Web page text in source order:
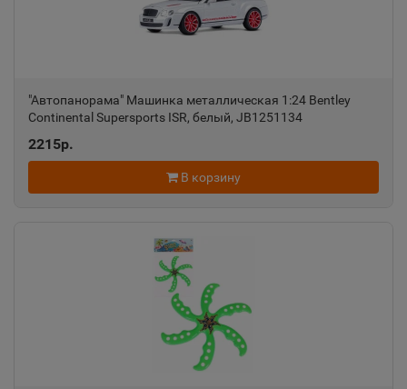
"Автопанорама" Машинка металлическая 1:24 Bentley
Continental Supersports ISR, белый, JB1251134
2215р.
В корзину